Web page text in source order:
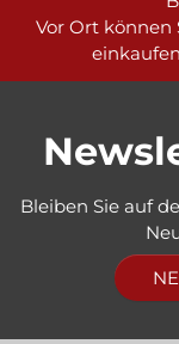
Vor Ort können
Bleiben Sie auf